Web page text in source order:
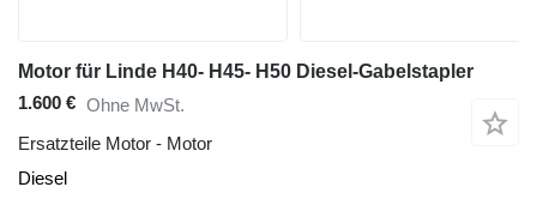
Motor für Linde H40- H45- H50 Diesel-Gabelstapler
1.600 € Ohne MwSt.
Ersatzteile Motor - Motor
Diesel